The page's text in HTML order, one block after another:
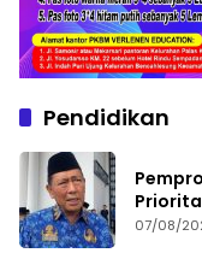
Pendidikan
07/08/